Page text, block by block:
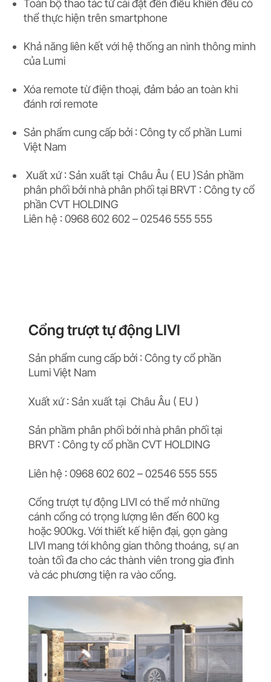
Toàn bộ thao tác từ cài đặt đến điều khiển đều có
thể thực hiện trên smartphone
Khả năng liên kết với hệ thống an nình thông minh
của Lumi
Xóa remote từ điện thoại, đảm bảo an toàn khi
đánh rơi remote
Sản phẩm cung cấp bởi : Công ty cổ phần Lumi
Việt Nam
Xuất xứ : Sản xuất tại Châu Âu ( EU )Sản phầm
phân phối bởi nhà phân phối tại BRVT : Công ty cổ
phần CVT HOLDING
Liên hệ : 0968 602 602 – 02546 555 555
Cổng trượt tự động LIVI
Sản phẩm cung cấp bởi : Công ty cổ phần
Lumi Việt Nam
Xuất xứ : Sản xuất tại Châu Âu ( EU )
Sản phầm phân phối bởi nhà phân phối tại
BRVT : Công ty cổ phần CVT HOLDING
Liên hệ : 0968 602 602 – 02546 555 555
Cổng trượt tự động LIVI có thể mở những
cánh cổng có trọng lượng lên đến 600 kg
hoặc 900kg. Với thiết kế hiện đại, gọn gàng
LIVI mang tới không gian thông thoáng, sự an
toàn tối đa cho các thành viên trong gia đình
và các phương tiện ra vào cổng.